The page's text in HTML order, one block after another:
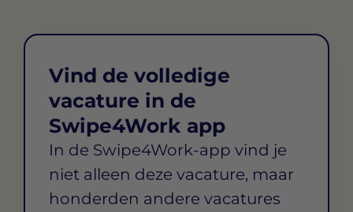
Vind de volledige
vacature in de
Swipe4Work app
In de Swipe4Work-app vind je
niet alleen deze vacature, maar
honderden andere vacatures